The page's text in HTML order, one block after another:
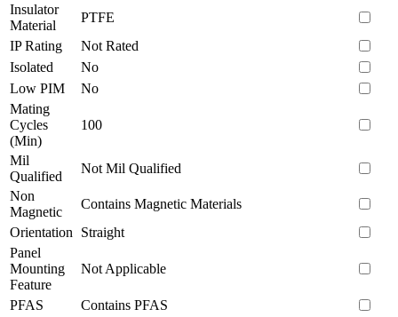
Insulator
Material
PTFE
IP Rating
Not Rated
Isolated
No
Low PIM
No
Mating
Cycles
(Min)
100
Mil
Qualified
Not Mil Qualified
Non
Magnetic
Contains Magnetic Materials
Orientation
Straight
Panel
Mounting
Feature
Not Applicable
PFAS
Contains PFAS